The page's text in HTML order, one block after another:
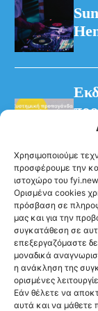
Χρησιμοποιούμε
προσφέρουμε την
ιστοχώρο του
Ορισμένα cookies
πρόσβαση σε
μας και για την
συγκατάθεση σε
επεξεργαζόμαστε
μοναδικά
η ανάκληση της
ορισμένες
Εάν θέλετε να
αυτά και να μάθετε
Ακολούθησέ μας